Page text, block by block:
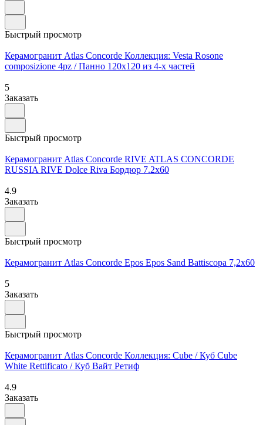
Быстрый просмотр
Керамогранит Atlas Concorde Коллекция: Vesta Rosone
composizione 4pz / Панно 120х120 из 4-х частей
5
Заказать
Быстрый просмотр
Керамогранит Atlas Concorde RIVE ATLAS CONCORDE
RUSSIA RIVE Dolce Riva Бордюр 7.2x60
4.9
Заказать
Быстрый просмотр
Керамогранит Atlas Concorde Epos Epos Sand Battiscopa 7,2x60
5
Заказать
Быстрый просмотр
Керамогранит Atlas Concorde Коллекция: Cube / Куб Cube
White Rettificato / Куб Вайт Ретиф
4.9
Заказать